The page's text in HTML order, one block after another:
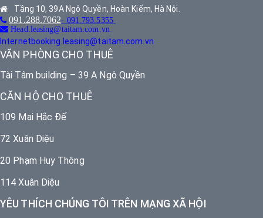
Tầng 10, 39A Ngô Quyền, Hoàn Kiếm, Hà Nội.
091.288.7062- 091.793.5355
Head.leasing@taitam.com.vn
Internetbooking.leasing@taitam.com.vn
VĂN PHÒNG CHO THUÊ
Tài Tâm building – 39 A Ngô Quyền
CĂN HỘ CHO THUÊ
109 Mai Hắc Đế
72 Xuân Diệu
20 Phạm Huy Thông
114 Xuân Diệu
YÊU THÍCH CHÚNG TÔI TRÊN MẠNG XÃ HỘI